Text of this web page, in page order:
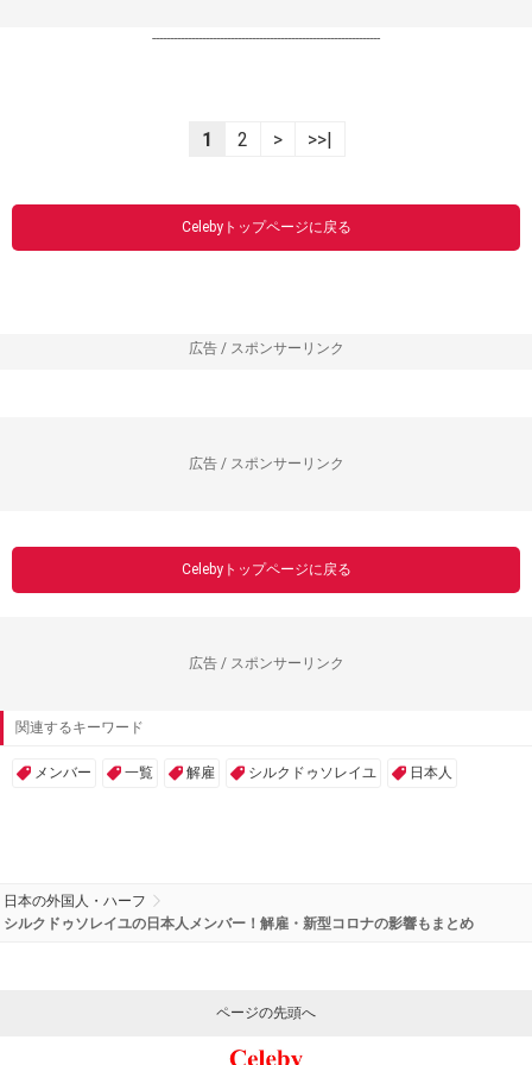
----------------------------------------------------------------
1 2 > >>|
Celebyトップページに戻る
広告 / スポンサーリンク
広告 / スポンサーリンク